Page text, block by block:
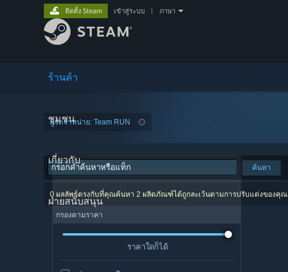
ร้านค้า
ชุมชน
เกี่ยวกับ
ฝ่ายสนับสนุน
ติดตั้ง Steam เข้าสู่ระบบ ภาษา
ผู้จัดจำหน่าย: Team RUN
ค้นหา
0 ผลลัพธ์ตรงกับที่คุณค้นหา 2 ผลิตภัณฑ์ได้ถูกละเว้นตามการปรับแต่งของคุณ
กรองตามราคา
ราคาใดก็ได้